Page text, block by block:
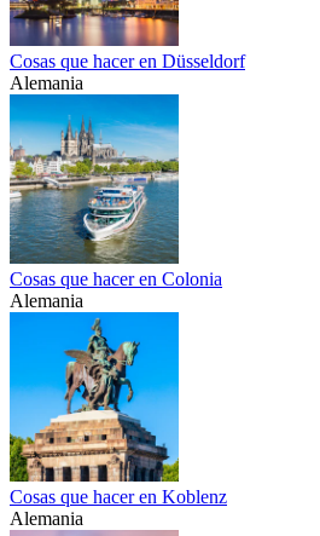
Cosas que hacer en Düsseldorf
Alemania
Cosas que hacer en Colonia
Alemania
Cosas que hacer en Koblenz
Alemania